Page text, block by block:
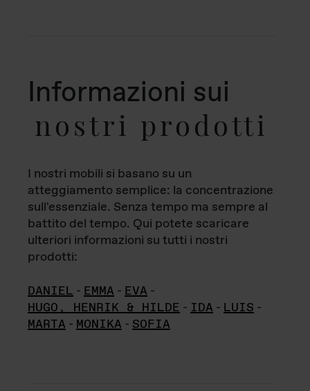
Informazioni sui
nostri prodotti
I nostri mobili si basano su un
atteggiamento semplice: la concentrazione
sull'essenziale. Senza tempo ma sempre al
battito del tempo. Qui potete scaricare
ulteriori informazioni su tutti i nostri
prodotti:
DANIEL - EMMA - EVA -
HUGO, HENRIK & HILDE - IDA - LUIS -
MARTA - MONIKA - SOFIA